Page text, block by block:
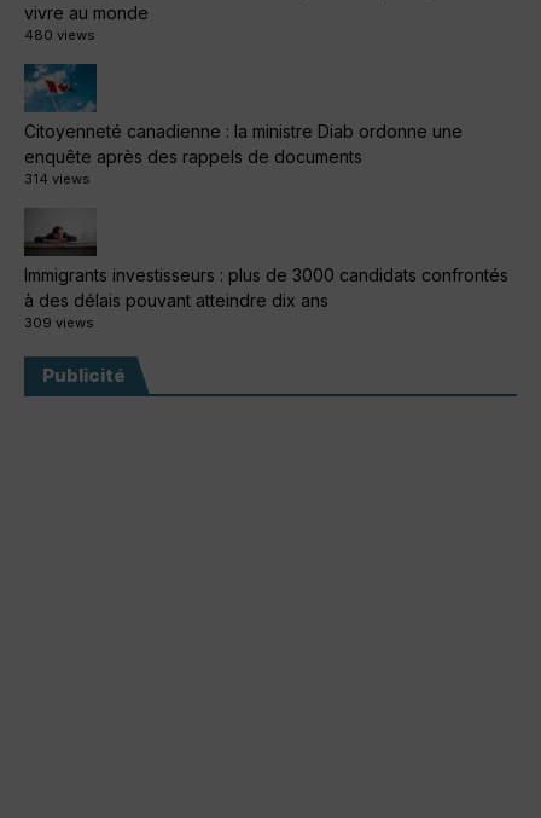
vivre au monde
480 views
Citoyenneté canadienne : la ministre Diab ordonne une
enquête après des rappels de documents
314 views
Immigrants investisseurs : plus de 3000 candidats confrontés
à des délais pouvant atteindre dix ans
309 views
Publicité